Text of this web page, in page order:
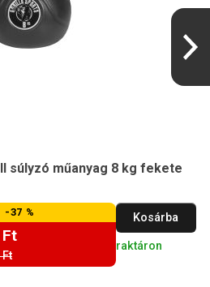
súlyzó műanyag 8 kg fekete
-37 % Kosárba
raktáron